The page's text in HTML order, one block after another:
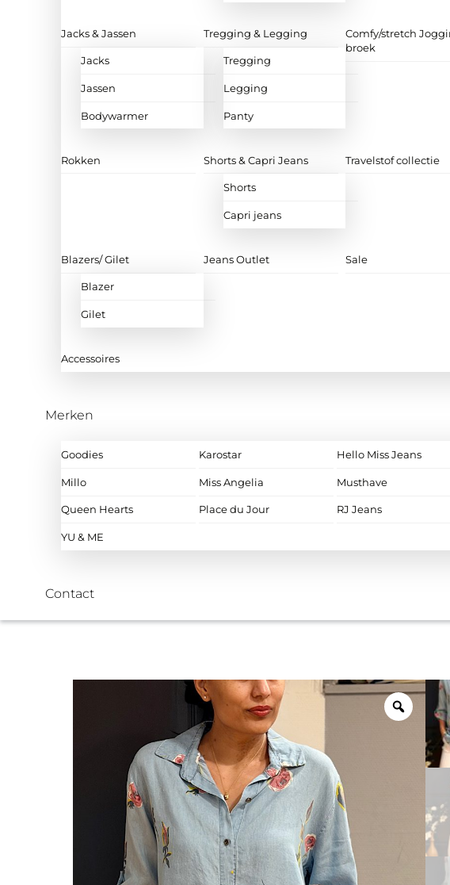
Jacks & Jassen
Jacks
Jassen
Bodywarmer
Tregging & Legging
Tregging
Legging
Panty
Comfy/stretch
broek
Rokken Shorts & Capri Jeans
Shorts
Capri jeans
Travelstof collectie
Blazers/ Gilet
Blazer
Gilet
Jeans Outlet Sale
Accessoires
Merken
Goodies Karostar Hello Miss Jeans
Millo Miss Angelia Musthave
Queen Hearts Place du Jour RJ Jeans
YU & ME
Contact